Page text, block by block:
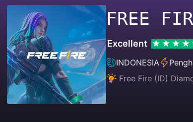
FREE
Excellent
INDONESIA
Free Fire (ID)